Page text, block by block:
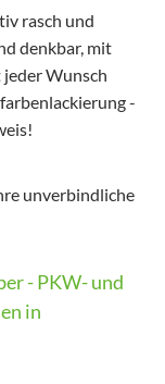
rasch und
denkbar, mit
Wunsch
-
unverbindliche
- PKW- und
in